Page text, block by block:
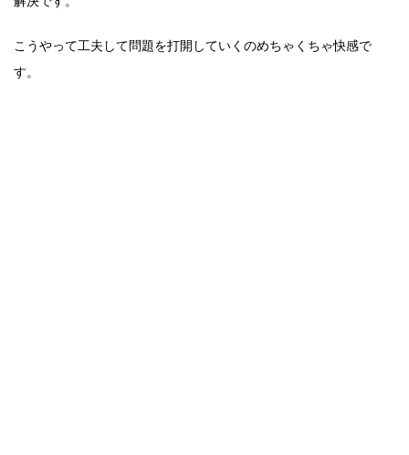
こうやって工夫して問題を打開していくのめちゃくちゃ快感で
す。